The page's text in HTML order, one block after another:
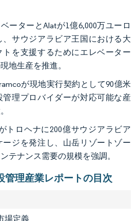
ーターとAlatが1億6,000万ユーロ
サウジアラビア王国における大
を支援するためにエレベーター
地生産を推進。
が現地実行契約として90億米
管理プロバイダーが対応可能な産
トロヘナに200億サウジアラビア
ージを発注し、山岳リゾートゾー
テナンス需要の規模を強調。
管理産業レポートの目次
場定義